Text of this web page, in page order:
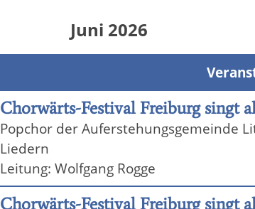
Juni 2026
Chorwärts-Festival Freiburg singt
Popchor der Auferstehungsgemeinde
Liedern
Leitung: Wolfgang Rogge
Chorwärts-Festival Freiburg singt